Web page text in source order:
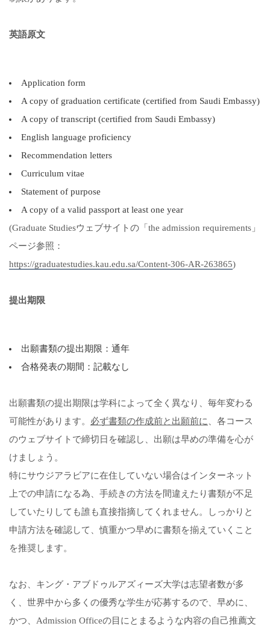
英語原文
Application form
A copy of graduation certificate (certified from Saudi Embassy)
A copy of transcript (certified from Saudi Embassy)
English language proficiency
Recommendation letters
Curriculum vitae
Statement of purpose
A copy of a valid passport at least one year
(Graduate Studiesウェブサイトの「the admission requirements」
ページ参照：
https://graduatestudies.kau.edu.sa/Content-306-AR-263865)
提出期限
出願書類の提出期限：通年
合格発表の期間：記載なし
出願書類の提出期限は学科によって全く異なり、毎年変わる
可能性があります。 必ず書類の作成前と出願前に
、各コース
のウェブサイトで締切日を確認し、出願は早めの準備を心が
けましょう。
特にサウジアラビアに在住していない場合はインターネット
上での申請になる為、手続きの方法を間違えたり書類が不足
していたりしても誰も直接指摘してくれません。しっかりと
申請方法を確認して、慎重かつ早めに書類を揃えていくこと
を推奨します。
なお、キング・アブドゥルアズィーズ大学は志望者数が多
く、世界中から多くの優秀な学生が応募するので、早めに、
かつ、Admission Officeの目にとまるような内容の自己推薦文